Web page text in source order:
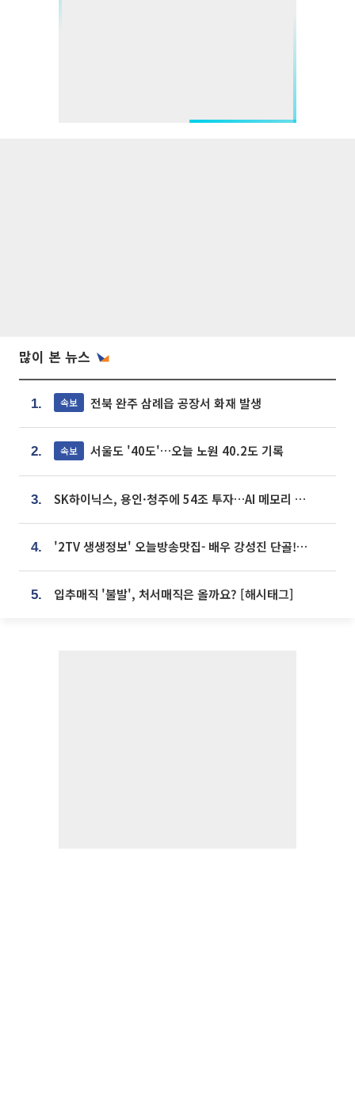
많이 본 뉴스
1. 속보 전북 완주 삼례읍 공장서 화재 발생
2. 속보 서울도 '40도'…오늘 노원 40.2도 기록
3. SK하이닉스, 용인·청주에 54조 투자…AI 메모리 생산기지 키운다
4. '2TV 생생정보' 오늘방송맛집- 배우 강성진 단골! 쌀국수ㆍ푸팟퐁 커리 맛집 '블○○○'
5. 입추매직 '불발', 처서매직은 올까요? [해시태그]